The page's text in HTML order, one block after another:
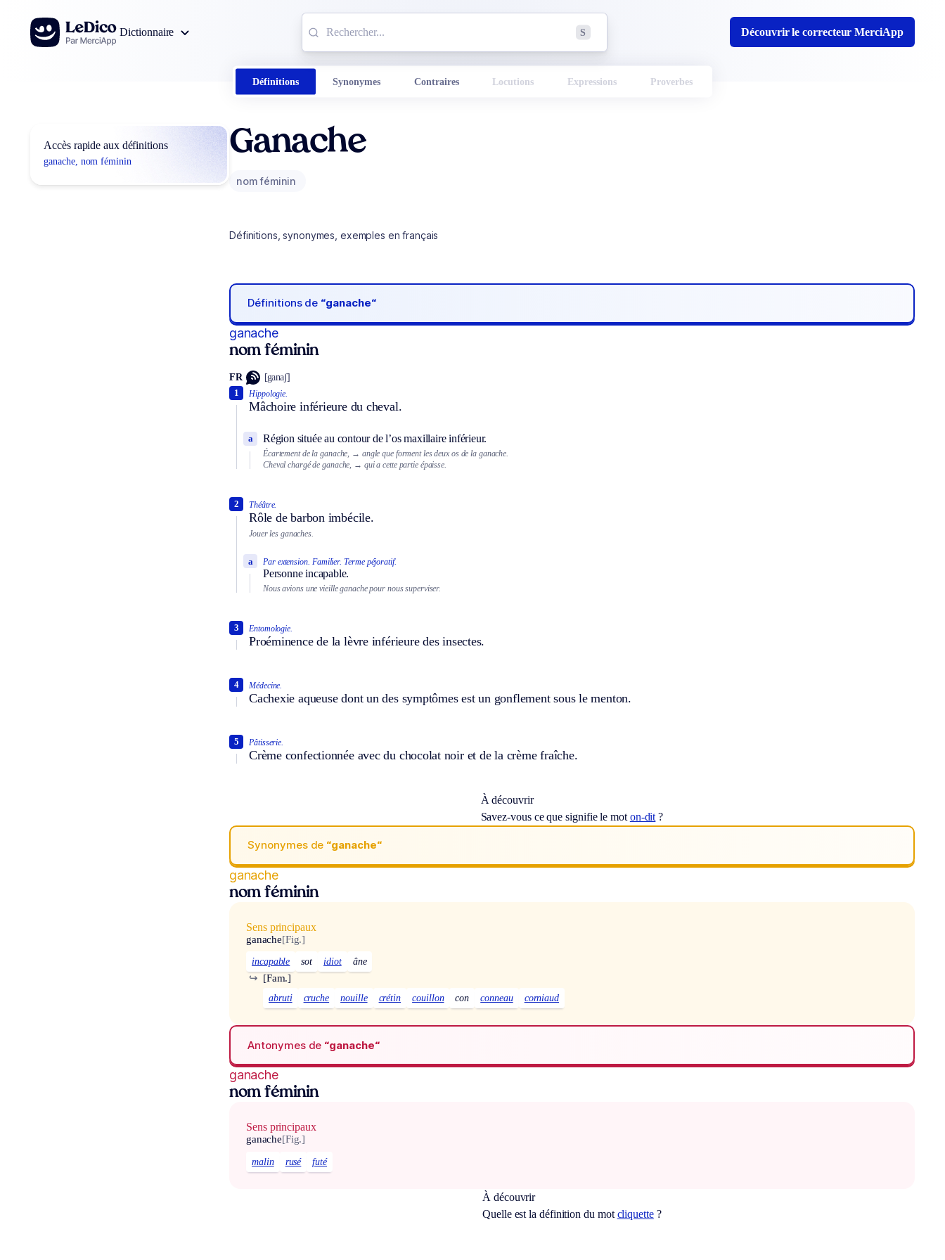
Aller au contenu
Dictionnaire
S Découvrir le correcteur MerciApp
Définitions Synonymes Contraires Locutions Expressions Proverbes
Accès rapide aux définitions
ganache, nom féminin
Ganache
nom féminin
Définitions, synonymes, exemples en français
Définitions de “ganache“
ganache
nom féminin
FR [ganaʃ]
Hippologie.
Mâchoire inférieure du cheval.
1
Région située au contour de l’os maxillaire inférieur.
a
Écartement de la ganache, → angle que forment les deux os de la ganache.
Cheval chargé de ganache, → qui a cette partie épaisse.
Théâtre.
Rôle de barbon imbécile.
2
Jouer les ganaches.
Par extension. Familier. Terme péjoratif.
Personne incapable.
a
Nous avions une vieille ganache pour nous superviser.
Entomologie.
Proéminence de la lèvre inférieure des insectes.
3
Médecine.
Cachexie aqueuse dont un des symptômes est un gonflement sous le menton.
4
Pâtisserie.
Crème confectionnée avec du chocolat noir et de la crème fraîche.
5
À découvrir
Savez-vous ce que signifie le mot on-dit ?
Synonymes de “ganache“
ganache
nom féminin
Sens principaux
ganache[Fig.]
incapable sot idiot âne
[Fam.]
↪
abruti cruche nouille crétin couillon con conneau corniaud
Antonymes de “ganache“
ganache
nom féminin
Sens principaux
ganache[Fig.]
malin rusé futé
À découvrir
Quelle est la définition du mot cliquette?